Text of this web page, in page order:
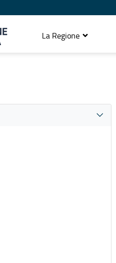
La Regione